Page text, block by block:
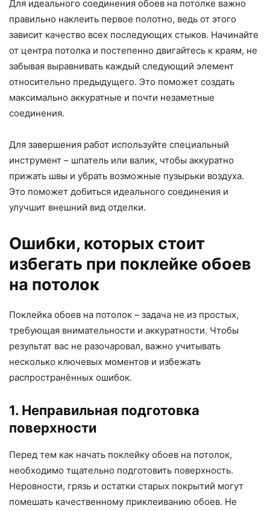
Для идеального соединения обоев на потолке важно
правильно наклеить первое полотно, ведь от этого
зависит качество всех последующих стыков. Начинайте
от центра потолка и постепенно двигайтесь к краям, не
забывая выравнивать каждый следующий элемент
относительно предыдущего. Это поможет создать
максимально аккуратные и почти незаметные
соединения.
Для завершения работ используйте специальный
инструмент – шпатель или валик, чтобы аккуратно
прижать швы и убрать возможные пузырьки воздуха.
Это поможет добиться идеального соединения и
улучшит внешний вид отделки.
Ошибки, которых стоит
избегать при поклейке обоев
на потолок
Поклейка обоев на потолок – задача не из простых,
требующая внимательности и аккуратности. Чтобы
результат вас не разочаровал, важно учитывать
несколько ключевых моментов и избежать
распространённых ошибок.
1. Неправильная подготовка
поверхности
Перед тем как начать поклейку обоев на потолок,
необходимо тщательно подготовить поверхность.
Неровности, грязь и остатки старых покрытий могут
помешать качественному приклеиванию обоев. Не